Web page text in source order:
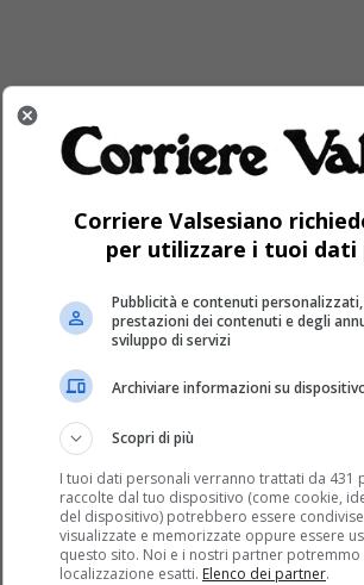
Corriere Valsesiano
per utilizzare i tuoi dati
Pubblicità e contenuti
prestazioni dei contenuti e degli
sviluppo di servizi
Archiviare informazioni su
Scopri di più
I tuoi dati personali verranno trattati da 431
raccolte dal tuo dispositivo (come cookie,
del dispositivo) potrebbero essere
visualizzate e memorizzate oppure essere
questo sito. Noi e i nostri partner
localizzazione esatti. Elenco dei partner.